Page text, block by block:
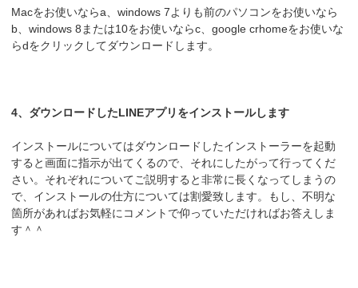
Macをお使いならa、windows 7よりも前のパソコンをお使いなら
b、windows 8または10をお使いならc、google crhomeをお使いな
らdをクリックしてダウンロードします。
4、ダウンロードしたLINEアプリをインストールします
インストールについてはダウンロードしたインストーラーを起動
すると画面に指示が出てくるので、それにしたがって行ってくだ
さい。それぞれについてご説明すると非常に長くなってしまうの
で、インストールの仕方については割愛致します。もし、不明な
箇所があればお気軽にコメントで仰っていただければお答えしま
す＾＾